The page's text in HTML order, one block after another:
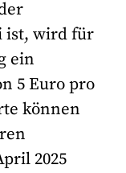
ist, wird für
ein
5 Euro pro
können
2025